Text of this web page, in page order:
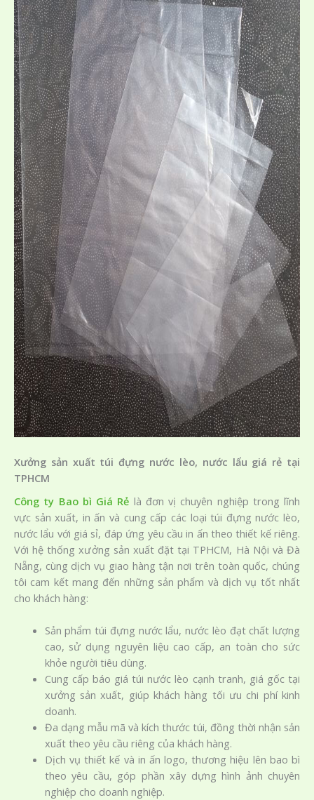
Xưởng sản xuất túi đựng nước lèo, nước lẩu giá rẻ tại
TPHCM
Công ty Bao bì Giá Rẻ là đơn vị chuyên nghiệp trong lĩnh
vực sản xuất, in ấn và cung cấp các loại túi đựng nước lèo,
nước lẩu với giá sỉ, đáp ứng yêu cầu in ấn theo thiết kế riêng.
Với hệ thống xưởng sản xuất đặt tại TPHCM, Hà Nội và Đà
Nẵng, cùng dịch vụ giao hàng tận nơi trên toàn quốc, chúng
tôi cam kết mang đến những sản phẩm và dịch vụ tốt nhất
cho khách hàng:
Sản phẩm túi đựng nước lẩu, nước lèo đạt chất lượng
cao, sử dụng nguyên liệu cao cấp, an toàn cho sức
khỏe người tiêu dùng.
Cung cấp báo giá túi nước lèo cạnh tranh, giá gốc tại
xưởng sản xuất, giúp khách hàng tối ưu chi phí kinh
doanh.
Đa dạng mẫu mã và kích thước túi, đồng thời nhận sản
xuất theo yêu cầu riêng của khách hàng.
Dịch vụ thiết kế và in ấn logo, thương hiệu lên bao bì
theo yêu cầu, góp phần xây dựng hình ảnh chuyên
nghiệp cho doanh nghiệp.